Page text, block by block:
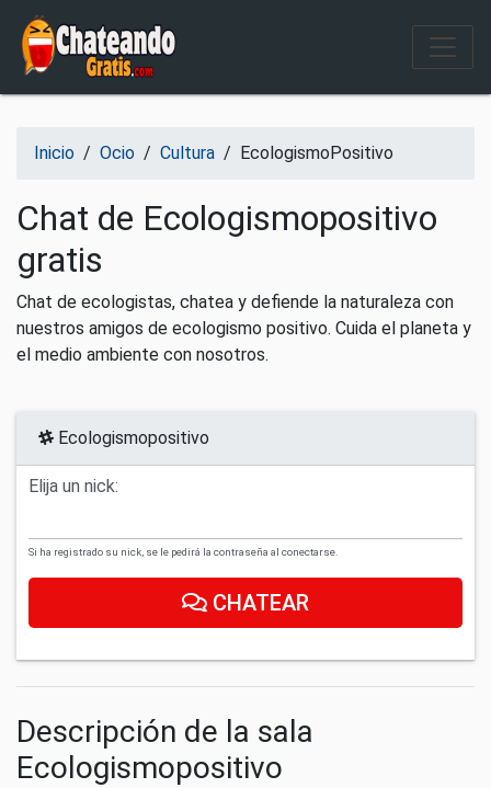
Salir del contenido
Inicio / Ocio / Cultura / EcologismoPositivo
Chat de Ecologismopositivo
gratis
Chat de ecologistas, chatea y defiende la naturaleza con
nuestros amigos de ecologismo positivo. Cuida el planeta y
el medio ambiente con nosotros.
Ecologismopositivo
Elija un nick:
Si ha registrado su nick, se le pedirá la contraseña al conectarse.
CHATEAR
Descripción de la sala
Ecologismopositivo